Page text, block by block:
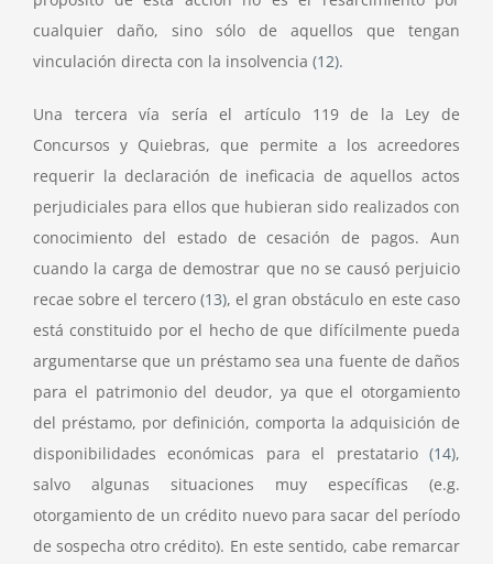
cualquier daño, sino sólo de aquellos que tengan
vinculación directa con la insolvencia (12).
Una tercera vía sería el artículo 119 de la Ley de
Concursos y Quiebras, que permite a los acreedores
requerir la declaración de ineficacia de aquellos actos
perjudiciales para ellos que hubieran sido realizados con
conocimiento del estado de cesación de pagos. Aun
cuando la carga de demostrar que no se causó perjuicio
recae sobre el tercero (13), el gran obstáculo en este caso
está constituido por el hecho de que difícilmente pueda
argumentarse que un préstamo sea una fuente de daños
para el patrimonio del deudor, ya que el otorgamiento
del préstamo, por definición, comporta la adquisición de
disponibilidades económicas para el prestatario (14),
salvo algunas situaciones muy específicas (e.g.
otorgamiento de un crédito nuevo para sacar del período
de sospecha otro crédito). En este sentido, cabe remarcar